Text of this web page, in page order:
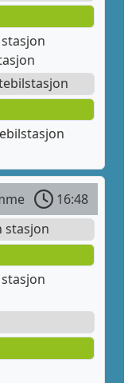
16:48
stasjon